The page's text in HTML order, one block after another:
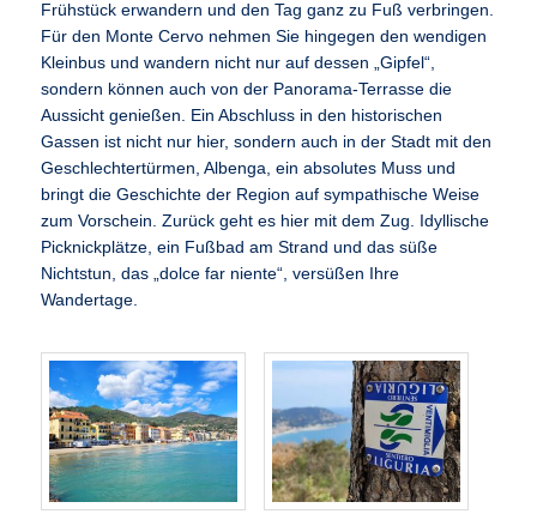
Frühstück erwandern und den Tag ganz zu Fuß verbringen.
Für den Monte Cervo nehmen Sie hingegen den wendigen
Kleinbus und wandern nicht nur auf dessen „Gipfel“,
sondern können auch von der Panorama-Terrasse die
Aussicht genießen. Ein Abschluss in den historischen
Gassen ist nicht nur hier, sondern auch in der Stadt mit den
Geschlechtertürmen, Albenga, ein absolutes Muss und
bringt die Geschichte der Region auf sympathische Weise
zum Vorschein. Zurück geht es hier mit dem Zug. Idyllische
Picknickplätze, ein Fußbad am Strand und das süße
Nichtstun, das „dolce far niente“, versüßen Ihre
Wandertage.